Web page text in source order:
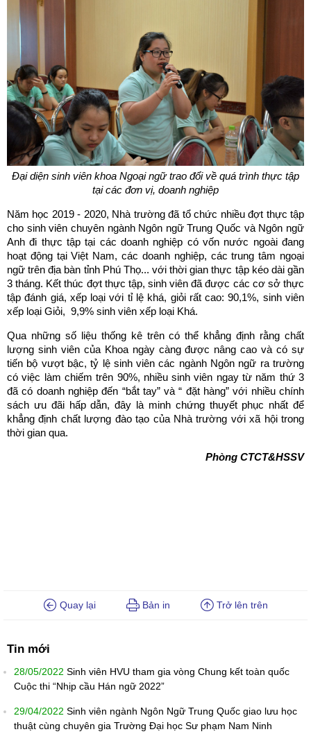
Đại diện sinh viên khoa Ngoại ngữ trao đổi về quá trình thực tập
tại các đơn vị, doanh nghiệp
Năm học 2019 - 2020, Nhà trường đã tổ chức nhiều đợt thực tập
cho sinh viên chuyên ngành Ngôn ngữ Trung Quốc và Ngôn ngữ
Anh đi thực tập tại các doanh nghiệp có vốn nước ngoài đang
hoạt động tại Việt Nam, các doanh nghiệp, các trung tâm ngoại
ngữ trên địa bàn tỉnh Phú Thọ... với thời gian thực tập kéo dài gần
3 tháng. Kết thúc đợt thực tập, sinh viên đã được các cơ sở thực
tập đánh giá, xếp loại với tỉ lệ khá, giỏi rất cao: 90,1%, sinh viên
xếp loại Giỏi, 9,9% sinh viên xếp loại Khá.
Qua những số liệu thống kê trên có thể khẳng định rằng chất
lượng sinh viên của Khoa ngày càng được nâng cao và có sự
tiến bộ vượt bậc, tỷ lệ sinh viên các ngành Ngôn ngữ ra trường
có việc làm chiếm trên 90%, nhiều sinh viên ngay từ năm thứ 3
đã có doanh nghiệp đến “bắt tay” và “ đặt hàng” với nhiều chính
sách ưu đãi hấp dẫn, đây là minh chứng thuyết phục nhất để
khẳng định chất lượng đào tạo của Nhà trường với xã hội trong
thời gian qua.
Phòng CTCT&HSSV
Quay lại Bản in Trở lên trên
Tin mới
28/05/2022 Sinh viên HVU tham gia vòng Chung kết toàn quốc
Cuộc thi “Nhịp cầu Hán ngữ 2022”
29/04/2022 Sinh viên ngành Ngôn Ngữ Trung Quốc giao lưu học
thuật cùng chuyên gia Trường Đại học Sư phạm Nam Ninh